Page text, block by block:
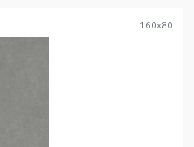
160x80